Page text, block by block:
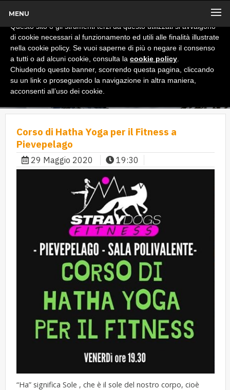
MENU
Corso di Hatha Yoga per il Fitness a
Pievepelago
29 Maggio 2020 19:30
“Ha” significa Sole , che è il sole del nostro corpo, cioè
x
Informativa
Questo sito o gli strumenti terzi da questo utilizzati si avvalgono
di cookie necessari al funzionamento ed utili alle finalità illustrate
nella cookie policy. Se vuoi saperne di più o negare il consenso
a tutti o ad alcuni cookie, consulta la cookie policy
Chiudendo questo banner, scorrendo questa pagina, cliccando
su un link o proseguendo la navigazione in altra maniera,
acconsenti all’uso dei cookie.